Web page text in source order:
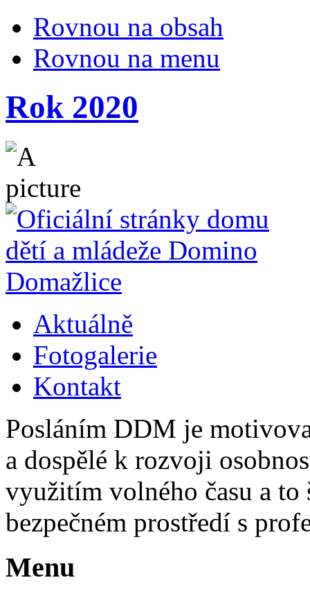
Rovnou na obsah
Rovnou na menu
Rok 2020
Aktuálně
Fotogalerie
Kontakt
Posláním DDM je
a dospělé k rozvoji
využitím volného času a
bezpečném prostředí s
Menu